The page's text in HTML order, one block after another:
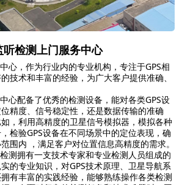
检测上门服务中心
心，作为行业内的专业机构，专注于GPS相
技术和丰富的经验，为广大客户提供准确、
心配备了优秀的检测设备，能对各类GPS设
精度、信号稳定性，还是数据传输的准确
，利用高精度的卫星信号模拟器，模拟各种
检验GPS设备在不同场景中的定位表现，确
围内 ，满足客户对位置信息高精度的需求。
测拥有一支技术专家和专业检测人员组成的
的专业知识，对GPS技术原理、卫星导航系
有丰富的实践经验，能够熟练操作各类检测